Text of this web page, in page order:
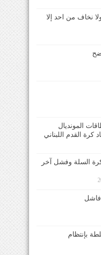
نخاف من احد إلا
المونديال
كرة القدم اللبناني
كرة السلة وفشل آخر
فاشل
بإنتظام